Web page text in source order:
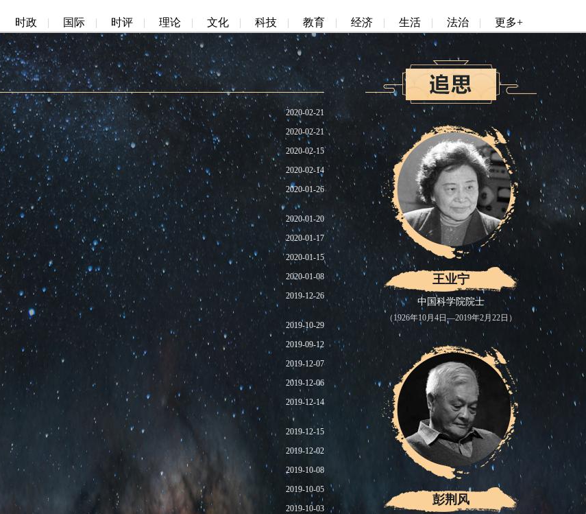
时政 | 国际 | 时评 | 理论 | 文化 | 科技 | 教育 | 经济 | 生活 | 法治 | 更多+
2020-02-21
2020-02-21
2020-02-15
2020-02-14
2020-01-26
2020-01-20
2020-01-17
2020-01-15
2020-01-08
2019-12-26
2019-10-29
2019-09-12
2019-12-07
2019-12-06
2019-12-14
2019-12-15
2019-12-02
2019-10-08
2019-10-05
2019-10-03
王业宁
中国科学院院士
（1926年10月4日—2019年2月22日）
彭荆风